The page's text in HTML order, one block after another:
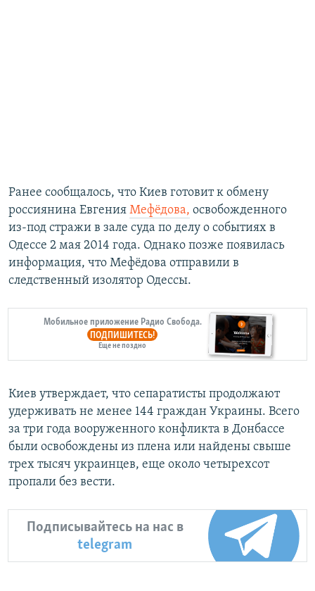
Ранее сообщалось, что Киев готовит к обмену
россиянина Евгения Мефёдова, освобожденного
из-под стражи в зале суда по делу о событиях в
Одессе 2 мая 2014 года. Однако позже появилась
информация, что Мефёдова отправили в
следственный изолятор Одессы.
Мобильное приложение Радио Свобода.
ПОДПИШИТЕСЬ!
Еще не поздно
Киев утверждает, что сепаратисты продолжают
удерживать не менее 144 граждан Украины. Всего
за три года вооруженного конфликта в Донбассе
были освобождены из плена или найдены свыше
трех тысяч украинцев, еще около четырехсот
пропали без вести.
Подписывайтесь на нас в
telegram